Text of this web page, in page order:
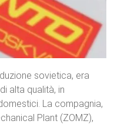
sovietica, era
alta qualità, in
La compagnia,
Plant (ZOMZ),